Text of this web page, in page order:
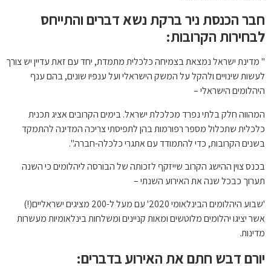
חבר הכנסת ניר ברקת נשא דברים והתייחס
לבחירות הקרובות:
" מדינת ישראל נמצאת בצמיחה כלכלית מתמדת, יחד עם זאת עדיין יש צורך
לעשות שינויים ולהקל על המשק הישראלי ועל ענפיו שונים, בהם ענף
היהלומים הישראלי –
המהווה חלק בלתי נפרד מכלכלת ישראל. בימים הקרובים אציג תכנית
כלכלית שתכלול מספר רפורמות בהן לתפיסתי צריכה המדינה להתמקד
בשנים הקרובות, כדי להתמודד עם אתגרי כלכלה-חברה.".
בכנס צוין ההישג הקרוב שייזקף לזכותה של הבורסה ליהלומים כי השנה
תערוך כבכל שנה את האירוע השנתי –
'שבוע היהלומים הבינלאומי 2020' עם מעל ל-200 מציגים ישראליים(!)
אשר יציגו יהלומים מלוטשים ומאות קניינים ומשלחות בינלאומיות מעשרות
מדינות.
יורם דבש חתם את האירוע בדברים: